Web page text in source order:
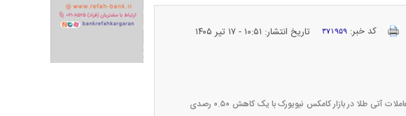
کد خبر:۳۷۱۹۵۹ تاریخ انتشار: ۱۰:۵۱ - ۱۷ تير ۱۴۰۵
قیمت هر اونس طلدا امروز با ۰.۵۰ درصد افزایش به ۴۱۲۶ دلار و ۶۷ سنت رسید. قیمت معاملات آتی طلا در بازار کامکس نیویورک با یک کاهش ۰.۵۰ رصدی